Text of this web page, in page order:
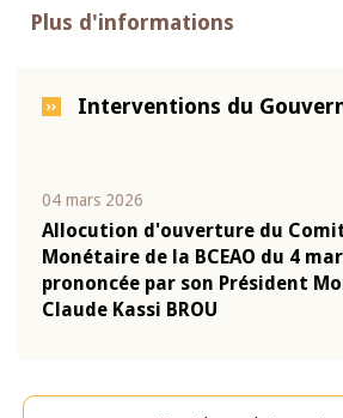
Plus d'informations
Interventions du
04 mars 2026
Allocution d'ouverture du
Monétaire de la BCEAO du 4
prononcée par son Président
Claude Kassi BROU